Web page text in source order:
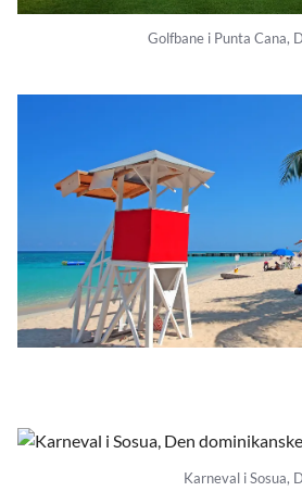
Golfbane i Punta Cana,
Karneval i Sosua,